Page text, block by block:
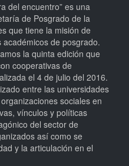
del encuentro” es una
de Posgrado de la
que tiene la misión de
de posgrado.
la quinta edición que
cooperativas de
el 4 de julio del 2016.
entre las universidades
sociales en
vínculos y políticas
del sector de
así como se
y la articulación en el